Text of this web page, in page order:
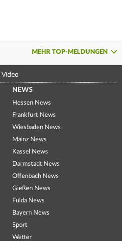
MEHR TOP-MELDUNGEN
Video
NEWS
Hessen News
Frankfurt News
Wiesbaden News
Mainz News
Kassel News
Darmstadt News
Offenbach News
Gießen News
Fulda News
Bayern News
Sport
Wetter